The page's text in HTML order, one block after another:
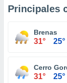
Principales
Brenas
31° 25°
Cerro
31° 25°